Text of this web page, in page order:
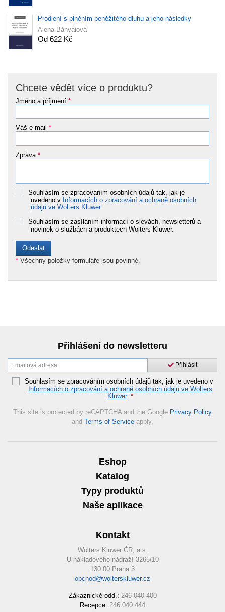
Prodlení s plněním peněžitého dluhu a jeho následky
Alena Bányaiová
Od 622 Kč
Chcete vědět více o produktu?
Jméno a příjmení *
Váš e-mail *
Zpráva *
Souhlasím se zpracováním osobních údajů tak, jak je
uvedeno v Informacích o zpracování a ochraně osobních
údajů ve Wolters Kluwer.
Souhlasím se zasíláním informací o slevách, newsletterů a
novinek o službách a produktech Wolters Kluwer.
* Všechny položky formuláře jsou povinné.
Přihlášení do newsletteru
Přihlásit
Souhlasím se zpracováním osobních údajů tak, jak je uvedeno v
Informacích o zpracování a ochraně osobních údajů ve Wolters
Kluwer. *
This site is protected by reCAPTCHA and the Google Privacy Policy
and Terms of Service apply.
Eshop
Katalog
Typy produktů
Naše aplikace
Kontakt
Wolters Kluwer ČR, a.s.
U nákladového nádraží 3265/10
130 00 Praha 3
obchod@wolterskluwer.cz
Zákaznické odd.: 246 040 400
Recepce: 246 040 444